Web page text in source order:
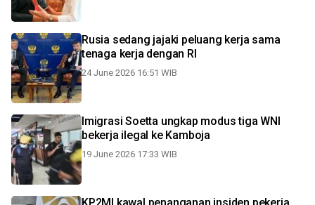
Rusia sedang jajaki peluang kerja sama
tenaga kerja dengan RI
24 June 2026 16:51 WIB
Imigrasi Soetta ungkap modus tiga WNI
bekerja ilegal ke Kamboja
19 June 2026 17:33 WIB